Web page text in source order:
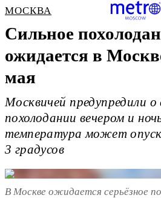
МОСКВА
Сильное
ожидается в
мая
Москвичей предупредили о
похолодании вечером и
температура может
3 градусов
В Москве ожидается серьёзное